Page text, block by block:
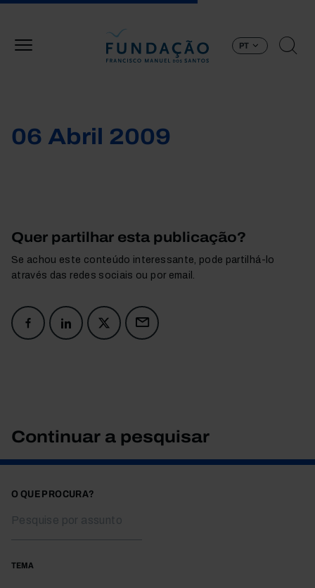
PT
06 Abril 2009
Quer partilhar esta publicação?
Se achou este conteúdo interessante, pode partilhá-lo
através das redes sociais ou por email.
Continuar a pesquisar
O QUE PROCURA?
TEMA